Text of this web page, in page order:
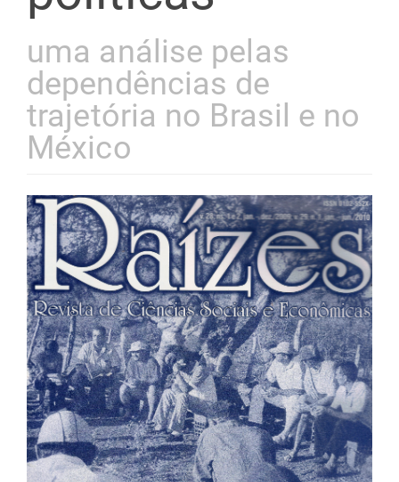
uma análise pelas
dependências de
trajetória no Brasil e no
México
Barra
lateral
de
artigos